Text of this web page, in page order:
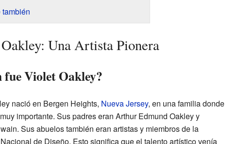
también
Una Artista Pionera
fue Violet Oakley?
nació en Bergen Heights, Nueva Jersey, en una familia donde
importante. Sus padres eran Arthur Edmund Oakley y
Sus abuelos también eran artistas y miembros de la
de Diseño. Esto significa que el talento artístico venía